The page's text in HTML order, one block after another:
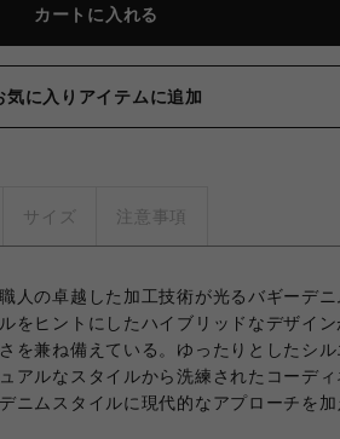
カートに入れる
気に入りアイテムに追加
サイズ 注意事項
人の卓越した加工技術が光るバギーデニ
をヒントにしたハイブリッドなデザイン
を兼ね備えている。ゆったりとしたシ
アルなスタイルから洗練されたコーディ
ニムスタイルに現代的なアプローチを加